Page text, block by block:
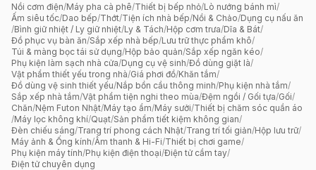
Nồi cơm điện/Máy pha cà phê/Thiết bị bếp nhỏ/Lò nướng bánh mì/
Ấm siêu tốc/Dao bếp/Thớt/Tiện ích nhà bếp/Nồi & Chảo/Dụng cụ nấu ăn
/Bình giữ nhiệt / Ly giữ nhiệt/Ly & Tách/Hộp cơm trưa/Dĩa & Bát/
Đồ phục vụ bàn ăn/Sắp xếp nhà bếp/Lưu trữ thực phẩm khô/
Túi & màng bọc tái sử dụng/Hộp bảo quản/Sắp xếp ngăn kéo/
Phụ kiện làm sạch nhà cửa/Dụng cụ vệ sinh/Đồ dùng giặt là/
Vật phẩm thiết yếu trong nhà/Giá phơi đồ/Khăn tắm/
Đồ dùng vệ sinh thiết yếu/Nắp bồn cầu thông minh/Phụ kiện nhà tắm/
Sắp xếp nhà tắm/Vật phẩm tiện nghi theo mùa/Đệm ngồi / Gối tựa/Gối/
Chăn/Nệm Futon Nhật/Máy tạo ẩm/Máy sưởi/Thiết bị chăm sóc quần áo
/Máy lọc không khí/Quạt/Sản phẩm tiết kiệm không gian/
Đèn chiếu sáng/Trang trí phong cách Nhật/Trang trí tối giản/Hộp lưu trữ/
Máy ảnh & Ống kính/Âm thanh & Hi-Fi/Thiết bị chơi game/
Phụ kiện máy tính/Phụ kiện điện thoại/Điện tử cầm tay/
Điện tử chuyên dụng